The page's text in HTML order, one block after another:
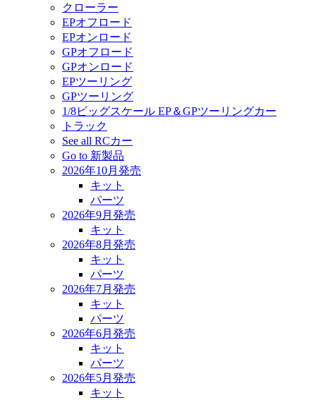
クローラー
EPオフロード
EPオンロード
GPオフロード
GPオンロード
EPツーリング
GPツーリング
1/8ビッグスケール EP＆GPツーリングカー
トラック
See all RCカー
Go to 新製品
2026年10月発売
キット
パーツ
2026年9月発売
キット
2026年8月発売
キット
パーツ
2026年7月発売
キット
パーツ
2026年6月発売
キット
パーツ
2026年5月発売
キット